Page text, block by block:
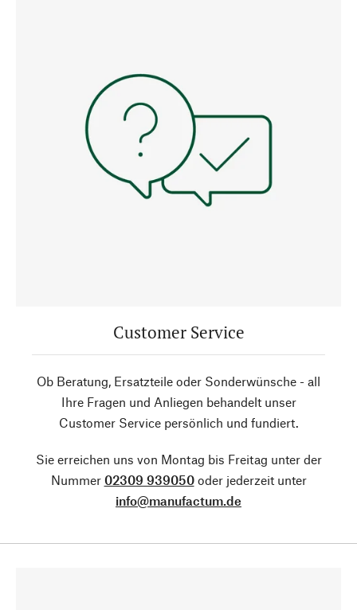
Customer Service
Ob Beratung, Ersatzteile oder Sonderwünsche - all
Ihre Fragen und Anliegen behandelt unser
Customer Service persönlich und fundiert.
Sie erreichen uns von Montag bis Freitag unter der
Nummer 02309 939050oder jederzeit unter
info@manufactum.de